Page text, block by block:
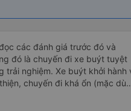
các đánh giá trước đó và
đó là chuyến đi xe buýt tuyệt
trải nghiệm. Xe buýt khởi hành
chuyến đi khá ổn (mặc dù
trưng của Việt Nam ^^), và